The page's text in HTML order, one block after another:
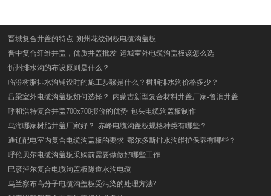
晋城复合井盖的特点 朔州花纹钢板电缆沟盖板
晋中复合纤维井盖，优质井盖批发 运城室外电缆沟盖板该怎么选
忻州排水沟的布设原则是什么？
临汾树脂排水沟铺设时的施工步骤是什么？树脂排水沟价格多少？
吕梁室外电缆沟盖板如何选择？
内蒙古新型复合材料井盖厂家-鲁润井盖
呼和浩特复合井盖700x700报价的优势 包头电缆沟盖板制作
乌海哪家树脂井盖厂家好？
赤峰电缆沟盖板规格种类有哪些？
通辽配电室内复合电缆沟盖板的要求 鄂尔多斯排水沟维护保养有哪些？
呼伦贝尔电缆沟盖板采购前需要做做好哪些工作
巴彦淖尔复合电缆沟盖板隧道水沟电缆
乌兰察布高分子电缆沟盖板受污染的处理方法?